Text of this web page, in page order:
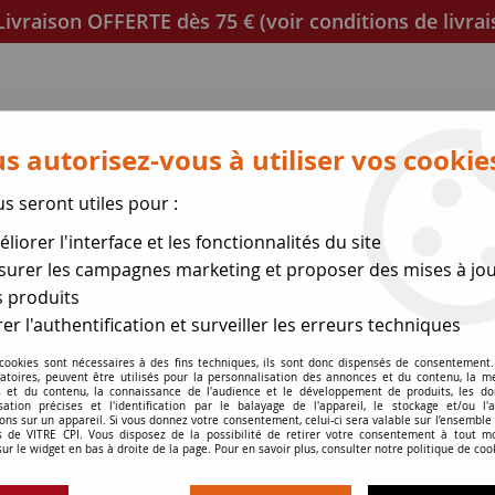
OFFERTE dès 75 € (voir conditions de
Mica et joint à découper Joints de porte
des expéditions le 17
Joint
autorisez-vous à utiliser vos
seront utiles pour :
l'interface et les fonctionnalités du site
les campagnes marketing et proposer des mises à
produits
l'authentification et surveiller les erreurs techniques
sont nécessaires à des fins techniques, ils sont donc dispensés de
peuvent être utilisés pour la personnalisation des annonces et du contenu, la
et du contenu, la connaissance de l'audience et le développement de produits, les
précises et l'identification par le balayage de l'appareil, le stockage et/ou
sur un appareil. Si vous donnez votre consentement, celui-ci sera valable sur l’ensemble
de VITRE CPI. Vous disposez de la possibilité de retirer votre consentement à tout
le widget en bas à droite de la page. Pour en savoir plus, consulter notre politique de